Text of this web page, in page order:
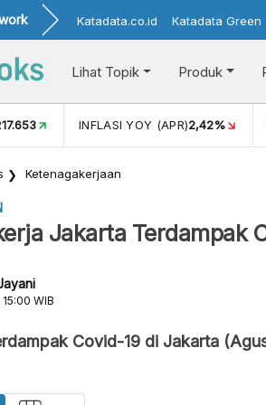
Katadata.co.id Katadata Green
Lihat Topik Produk
17.653 INFLASI YOY (APR)2,42%
Ketenagakerjaan
Jakarta Terdampak
WIB
Covid-19 di Jakarta